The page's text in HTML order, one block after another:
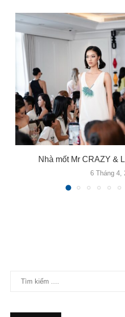
Nhà mốt Mr CRAZY &
6 Tháng 4,